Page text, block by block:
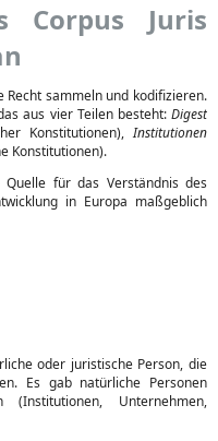
Corpus Juris
Recht sammeln und kodifizieren.
aus vier Teilen besteht:Digest
Konstitutionen),Institutionen
Konstitutionen).
für das Verständnis des
in Europa maßgeblich
oder juristische Person, die
Es gab natürliche Personen
Unternehmen,